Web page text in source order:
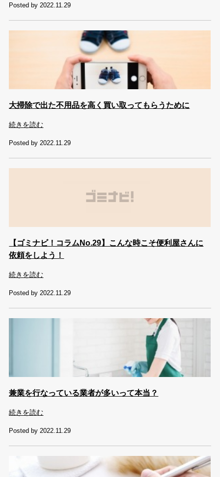
Posted by 2022.11.29
大掃除で出た不用品を高く買い取ってもらうために
続きを読む
Posted by 2022.11.29
【ゴミナビ！コラムNo.29】こんな時こそ便利屋さんに
依頼をしよう！
続きを読む
Posted by 2022.11.29
兼業を行なっている業者が多いって本当？
続きを読む
Posted by 2022.11.29